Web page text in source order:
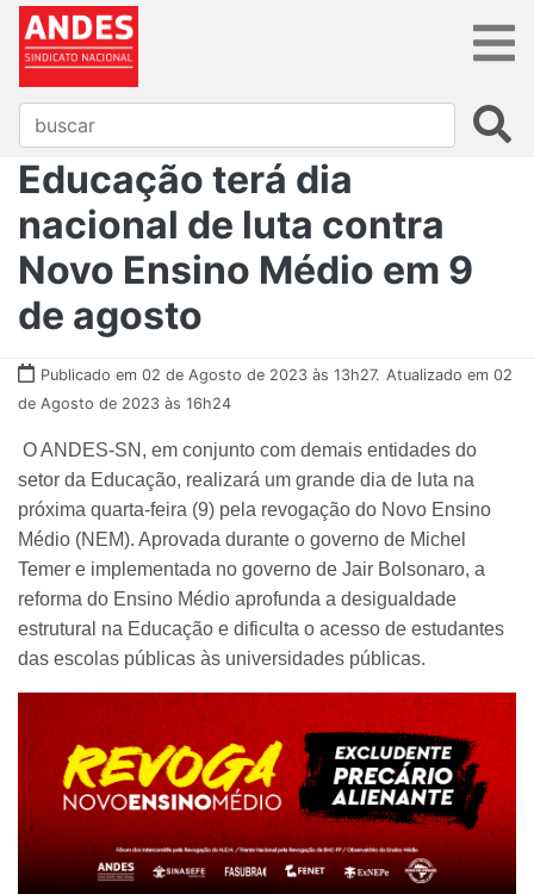
Educação terá dia
nacional de luta contra
Novo Ensino Médio em 9
de agosto
Publicado em 02 de Agosto de 2023 às 13h27. Atualizado em 02
de Agosto de 2023 às 16h24
O ANDES-SN, em conjunto com demais entidades do
setor da Educação, realizará um grande dia de luta na
próxima quarta-feira (9) pela revogação do Novo Ensino
Médio (NEM). Aprovada durante o governo de Michel
Temer e implementada no governo de Jair Bolsonaro, a
reforma do Ensino Médio aprofunda a desigualdade
estrutural na Educação e dificulta o acesso de estudantes
das escolas públicas às universidades públicas.